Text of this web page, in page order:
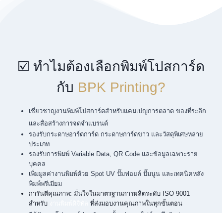
☑️ ทำไมต้องเลือกพิมพ์โปสการ์ด
กับ BPK Printing?
เชี่ยวชาญงานพิมพ์โปสการ์ดสำหรับแคมเปญการตลาด ของที่ระลึก
และสื่อสร้างการจดจำแบรนด์
รองรับกระดาษอาร์ตการ์ด กระดาษการ์ดขาว และวัสดุพิเศษหลาย
ประเภท
รองรับการพิมพ์ Variable Data, QR Code และข้อมูลเฉพาะราย
บุคคล
เพิ่มมูลค่างานพิมพ์ด้วย Spot UV ปั๊มฟอยล์ ปั๊มนูน และเทคนิคหลัง
พิมพ์พรีเมียม
การันตีคุณภาพ: มั่นใจในมาตรฐานการผลิตระดับ ISO 9001
สำหรับ
ที่ส่งมอบงานคุณภาพในทุกขั้นตอน